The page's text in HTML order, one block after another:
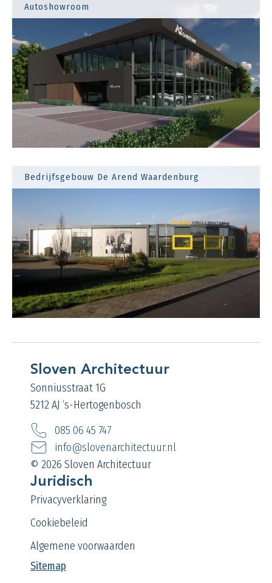
Autoshowroom
Bedrijfsgebouw De Arend Waardenburg
Sloven Architectuur
Sonniusstraat 1G
5212 AJ ‘s-Hertogenbosch
085 06 45 747
info@slovenarchitectuur.nl
© 2026 Sloven Architectuur
Juridisch
Privacyverklaring
Cookiebeleid
Algemene voorwaarden
Sitemap